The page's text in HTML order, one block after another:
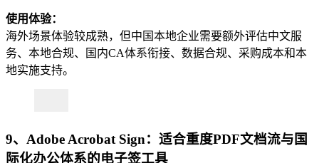
使用体验：
海外场景体验较成熟，但中国本地企业需要额外评估中文服
务、本地合规、国内CA体系衔接、数据合规、采购成本和本
地实施支持。
9、Adobe Acrobat Sign：适合重度PDF文档流与国
际化办公体系的电子签工具